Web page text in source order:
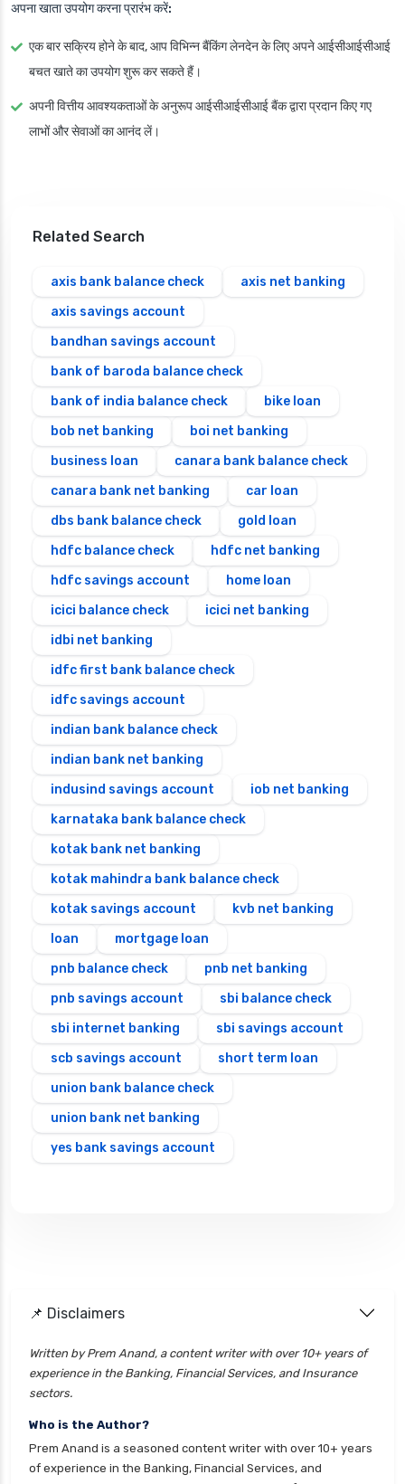
अपना खाता उपयोग करना प्रारंभ करें:
एक बार सक्रिय होने के बाद, आप विभिन्न बैंकिंग लेनदेन के लिए अपने आईसीआईसीआई
बचत खाते का उपयोग शुरू कर सकते हैं।
अपनी वित्तीय आवश्यकताओं के अनुरूप आईसीआईसीआई बैंक द्वारा प्रदान किए गए
लाभों और सेवाओं का आनंद लें।
Related Search
axis bank balance check
axis net banking
axis savings account
bandhan savings account
bank of baroda balance check
bank of india balance check
bike loan
bob net banking
boi net banking
business loan
canara bank balance check
canara bank net banking
car loan
dbs bank balance check
gold loan
hdfc balance check
hdfc net banking
hdfc savings account
home loan
icici balance check
icici net banking
idbi net banking
idfc first bank balance check
idfc savings account
indian bank balance check
indian bank net banking
indusind savings account
iob net banking
karnataka bank balance check
kotak bank net banking
kotak mahindra bank balance check
kotak savings account
kvb net banking
loan
mortgage loan
pnb balance check
pnb net banking
pnb savings account
sbi balance check
sbi internet banking
sbi savings account
scb savings account
short term loan
union bank balance check
union bank net banking
yes bank savings account
📌 Disclaimers
Written by Prem Anand, a content writer with over 10+ years of
experience in the Banking, Financial Services, and Insurance
sectors.
Who is the Author?
Prem Anand is a seasoned content writer with over 10+ years
of experience in the Banking, Financial Services, and